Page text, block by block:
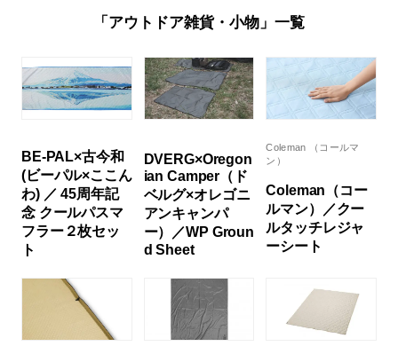
「アウトドア雑貨・小物」一覧
BE-PAL×古今和
(ビーパル×ここん
わ) ／ 45周年記
念 クールパスマ
フラー２枚セッ
ト
DVERG×Oregon
ian Camper（ド
ベルグ×オレゴニ
アンキャンパ
ー）／WP Groun
d Sheet
Coleman （コールマ
ン）
Coleman（コー
ルマン）／クー
ルタッチレジャ
ーシート